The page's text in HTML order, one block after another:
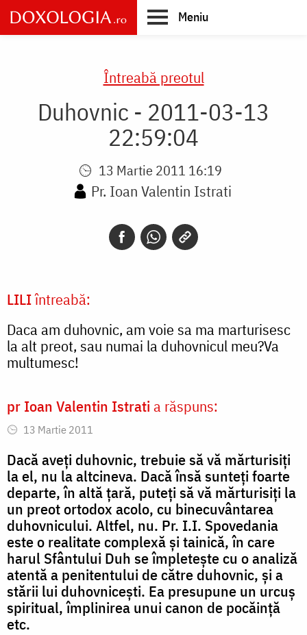
Skip
to
main
Meniu
Întreabă preotul
Duhovnic - 2011-03-13
22:59:04
13 Martie 2011 16:19
Pr. Ioan Valentin Istrati
LILIîntreabă:
Daca am duhovnic, am voie sa ma marturisesc
la alt preot, sau numai la duhovnicul meu?Va
multumesc!
pr Ioan Valentin Istrati a răspuns:
13 Martie 2011
Dacă aveți duhovnic, trebuie să vă mărturisiți
la el, nu la altcineva. Dacă însă sunteți foarte
departe, în altă țară, puteți să vă mărturisiți la
un preot ortodox acolo, cu binecuvântarea
duhovnicului. Altfel, nu. Pr. I.I. Spovedania
este o realitate complexă și tainică, în care
harul Sfântului Duh se împletește cu o analiză
atentă a penitentului de către duhovnic, și a
stării lui duhovnicești. Ea presupune un urcuș
spiritual, împlinirea unui canon de pocăință
etc.